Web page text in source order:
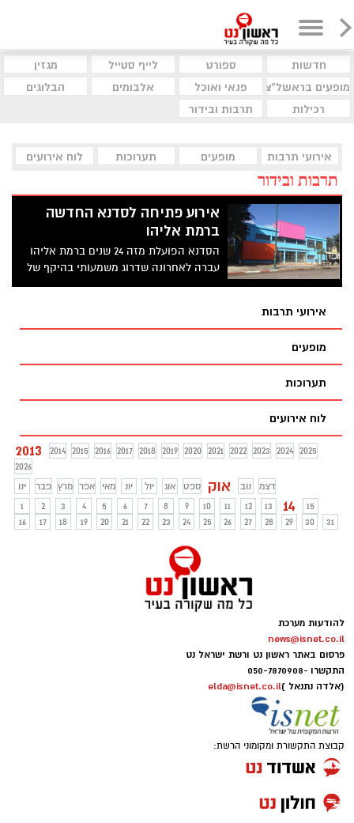
חדשות ספורט לייף סטייל
מגזין
מופעים בראשל"צ
פנאי ואוכל אלבומים
הבלוגים
רכילות
תרבות ובידור
אירועי תרבות מופעים תערוכות לוח אירועים
תרבות ובידור
אירוע פתיחה לסדנא החדשה
ברמת אליהו
הסדנא הפועלת מזה 24 שנים ברמת אליהו
עברה לאחרונה שדרוג משמעותי בהיקף של
שלושה מיליון שקלים. באירוע הפתיחה הוצג
ארוכי טווח של אמנים המשקפים סולידריות
אירועי תרבות
מופעים
תערוכות
לוח אירועים
2013 2014 2015 2016 2017 2018 2019 2020 2021 2022 2023 2024 2025
2026
ינו
פבר מרץ אפר מאי יונ יול אוג ספט אוק נוב
דצמ
1
2 3 4 5 6 7 8 9 10 11 12 13 14
15
16
17 18 19 20 21 22 23 24 25 26 27 28 29 30 31
להודעות מערכת
news@isnet.co.il
פרסום באתר ראשון נט ורשת ישראל נט
התקשרו -050-7870908
(אלדה נתנאל )elda@isnet.co.il
קבוצת התקשורת ומקומוני הרשת: